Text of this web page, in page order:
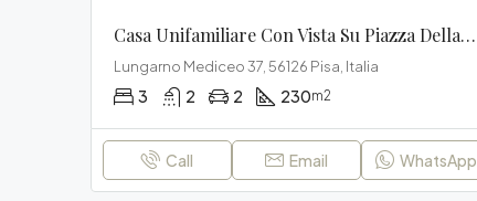
Casa Unifamiliare Con Vista Su Piazza Della Signoria
Lungarno Mediceo 37, 56126 Pisa, Italia
3 2 2 230m2
Call Email WhatsApp